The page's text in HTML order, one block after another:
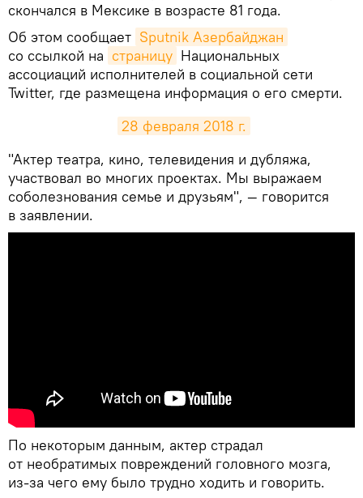
скончался в Мексике в возрасте 81 года.
Об этом сообщает Sputnik Азербайджан
со ссылкой на страницу Национальных
ассоциаций исполнителей в социальной сети
Twitter, где размещена информация о его смерти.
28 февраля 2018 г.
​"Актер театра, кино, телевидения и дубляжа,
участвовал во многих проектах. Мы выражаем
соболезнования семье и друзьям", — говорится
в заявлении.
По некоторым данным, актер страдал
от необратимых повреждений головного мозга,
из-за чего ему было трудно ходить и говорить.